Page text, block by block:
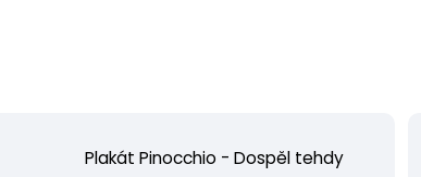
Plakát Pinocchio - Dospěl tehdy